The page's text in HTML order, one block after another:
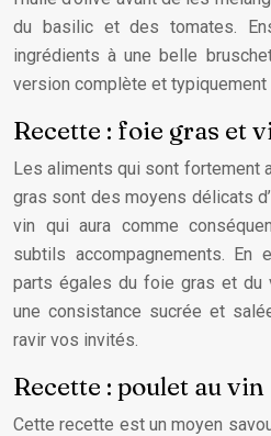
du basilic et des tomates.
ingrédients à une belle
version complète et
Recette : foie gras et
Les aliments qui sont fortement
gras sont des moyens délicats
vin qui aura comme
subtils accompagnements.
parts égales du foie gras et du
une consistance sucrée et
ravir vos invités.
Recette : poulet au vin
Cette recette est un moyen